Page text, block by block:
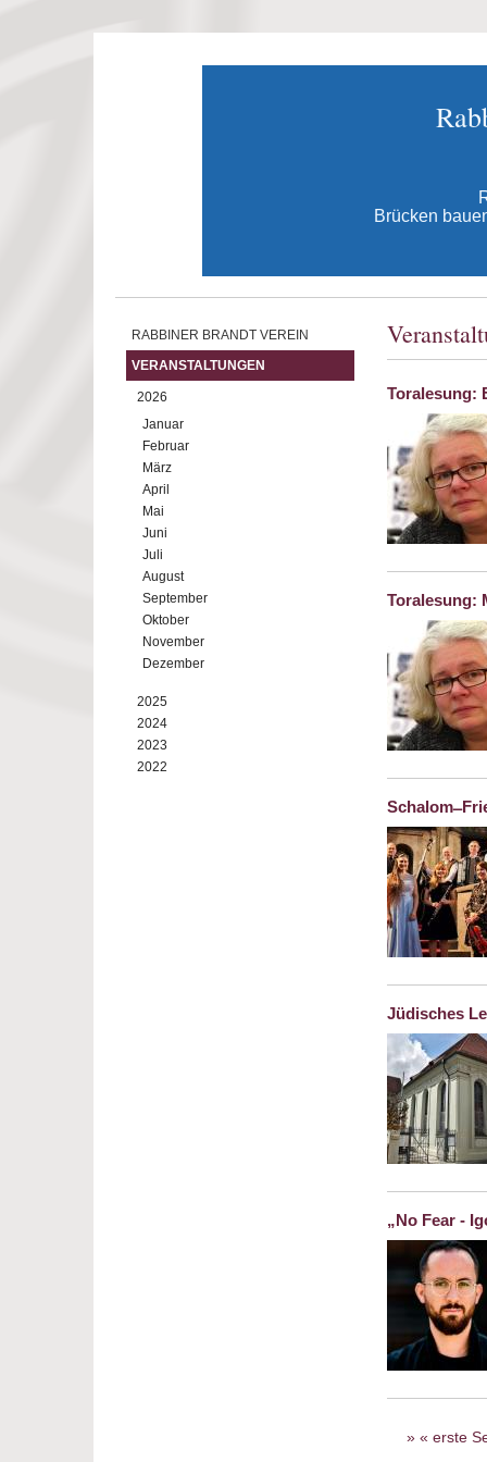
Brücken
RABBINER BRANDT VEREIN
VERANSTALTUNGEN
2026
Januar
Februar
März
April
Mai
Juni
Juli
August
September
Oktober
November
Dezember
2025
2024
2023
2022
Toralesung:
Toralesung:
Schalom
Jüdisches
„No Fear -
Seiten
« erste